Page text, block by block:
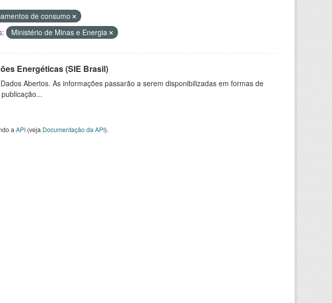
de consumo
Ministério de Minas e Energia
Energéticas (SIE Brasil)
Abertos. As informações passarão a serem disponibilizadas em formas de
a API(veja Documentação da API).